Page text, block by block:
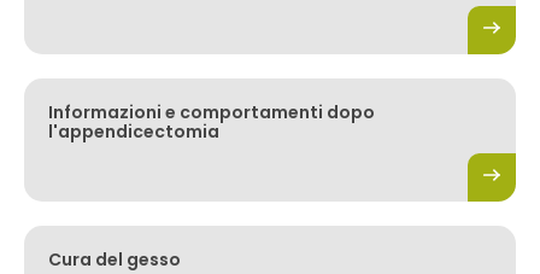
Informazioni e comportamenti dopo
l'appendicectomia
Cura del gesso